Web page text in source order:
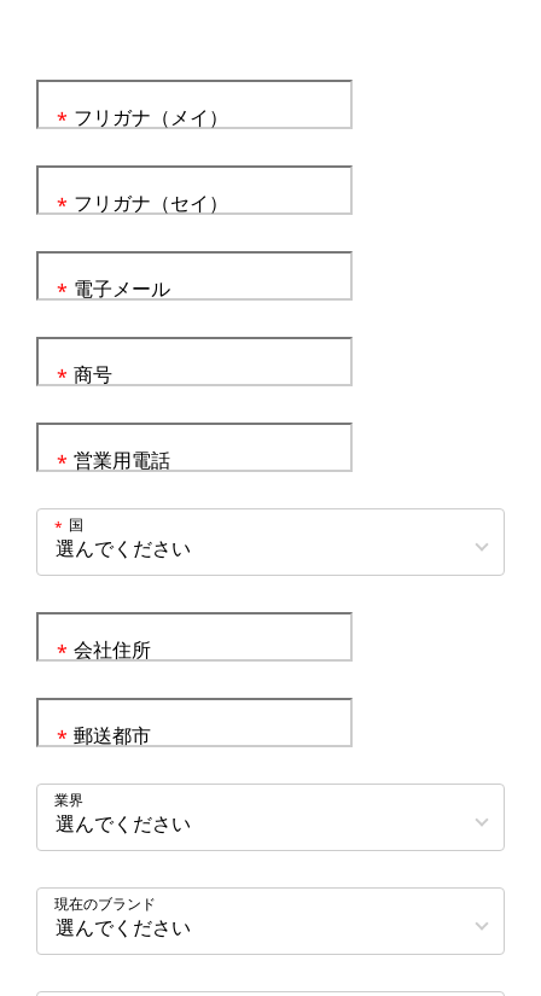
フリガナ（メイ）
*
フリガナ（セイ）
*
電子メール
*
商号
*
営業用電話
*
国
*
会社住所
*
郵送都市
*
業界
現在のブランド